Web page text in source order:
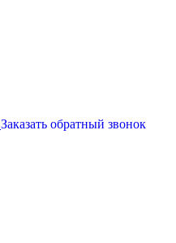
Заказать обратный звонок